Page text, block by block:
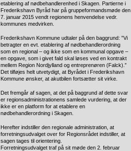
etablering af nødbehandlerenhed i Skagen. Partierne i
Frederikshavn Byråd har på gruppeformandsmøde den
7. januar 2015 vendt regionens henvendelse vedr.
kommunes medvirken.
Frederikshavn Kommune udtaler på den baggrund: ”Vi
betragter en evt. etablering af nødbehandlerordning
som en regional – og ikke som en kommunal opgave –
en opgave, som i givet fald skal løses ved en kontrakt
mellem Region Nordjylland og entreprenøren (Falck).”
Det tilføjes helt utvetydigt, at Byrådet i Frederikshavn
Kommune ønsker, at akutbilen fortsætter sit virke.
Det fremgår af sagen, at det på baggrund af dette svar
er regionsadministrationens samlede vurdering, at der
ikke er en platform for at etablere en
nødbehandlerordning i Skagen.
Herefter indstiller den regionale administration, at
forretningsudvalget over for Regionsrådet indstiller, at
sagen tages til orientering.
Forretningsudvalget traf på sit møde den 2. februar